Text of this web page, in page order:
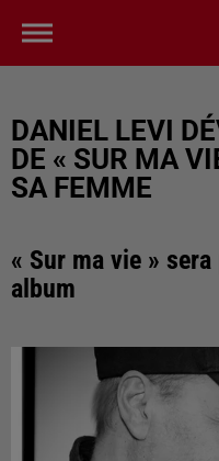
DANIEL LEVI
DE « SUR MA
SA FEMME
« Sur ma vie »
album